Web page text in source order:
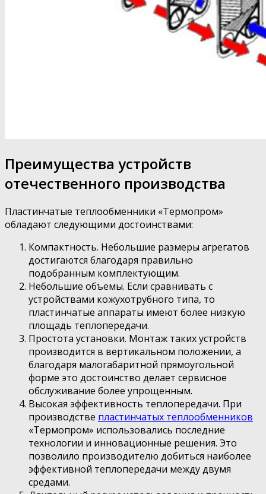
Преимущества устройств
отечественного производства
Пластинчатые теплообменники «Термопром»
обладают следующими достоинствами:
Компактность. Небольшие размеры агрегатов
достигаются благодаря правильно
подобранным комплектующим.
Небольшие объемы. Если сравнивать с
устройствами кожухотрубного типа, то
пластинчатые аппараты имеют более низкую
площадь теплопередачи.
Простота установки. Монтаж таких устройств
производится в вертикальном положении, а
благодаря малогабаритной прямоугольной
форме это достоинство делает сервисное
обслуживание более упрощенным.
Высокая эффективность теплопередачи. При
производстве пластинчатых теплообменников
«Термопром» использовались последние
технологии и инновационные решения. Это
позволило производителю добиться наиболее
эффективной теплопередачи между двумя
средами.